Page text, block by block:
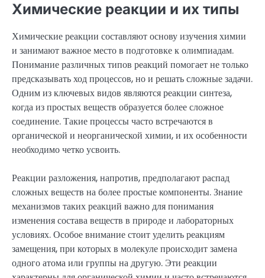
Химические реакции и их типы
Химические реакции составляют основу изучения химии
и занимают важное место в подготовке к олимпиадам.
Понимание различных типов реакций помогает не только
предсказывать ход процессов, но и решать сложные задачи.
Одним из ключевых видов являются реакции синтеза,
когда из простых веществ образуется более сложное
соединение. Такие процессы часто встречаются в
органической и неорганической химии, и их особенности
необходимо четко усвоить.
Реакции разложения, напротив, предполагают распад
сложных веществ на более простые компоненты. Знание
механизмов таких реакций важно для понимания
изменения состава веществ в природе и лабораторных
условиях. Особое внимание стоит уделить реакциям
замещения, при которых в молекуле происходит замена
одного атома или группы на другую. Эти реакции